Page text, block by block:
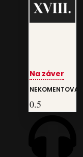
Na záver
NEKOMENTOVANÉ